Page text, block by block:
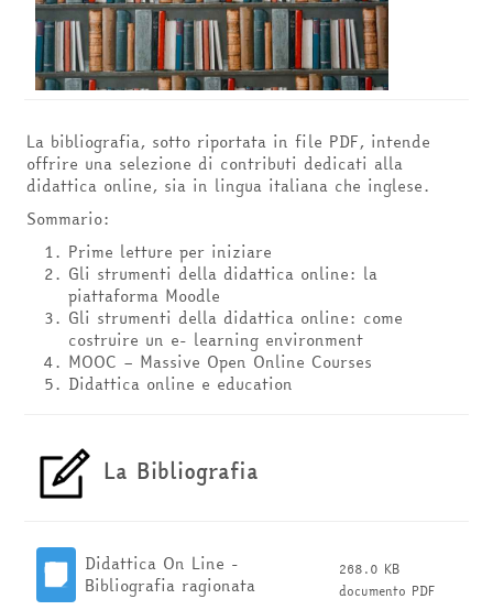
La bibliografia, sotto riportata in file PDF, intende
offrire una selezione di contributi dedicati alla
didattica online, sia in lingua italiana che inglese.
Sommario:
Prime letture per iniziare
Gli strumenti della didattica online: la
piattaforma Moodle
Gli strumenti della didattica online: come
costruire un e- learning environment
MOOC – Massive Open Online Courses
Didattica online e education
La Bibliografia
Didattica On Line -
Bibliografia ragionata
268.0 KB
documento PDF